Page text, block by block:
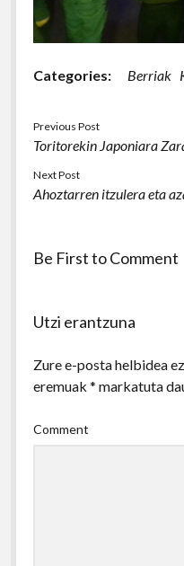
Categories: Berriak
Previous Post
Toritorekin Japoniara
Next Post
Ahoztarren itzulera eta
Be First to Comment
Utzi erantzuna
Zure e-posta helbidea
eremuak * markatuta
Comment